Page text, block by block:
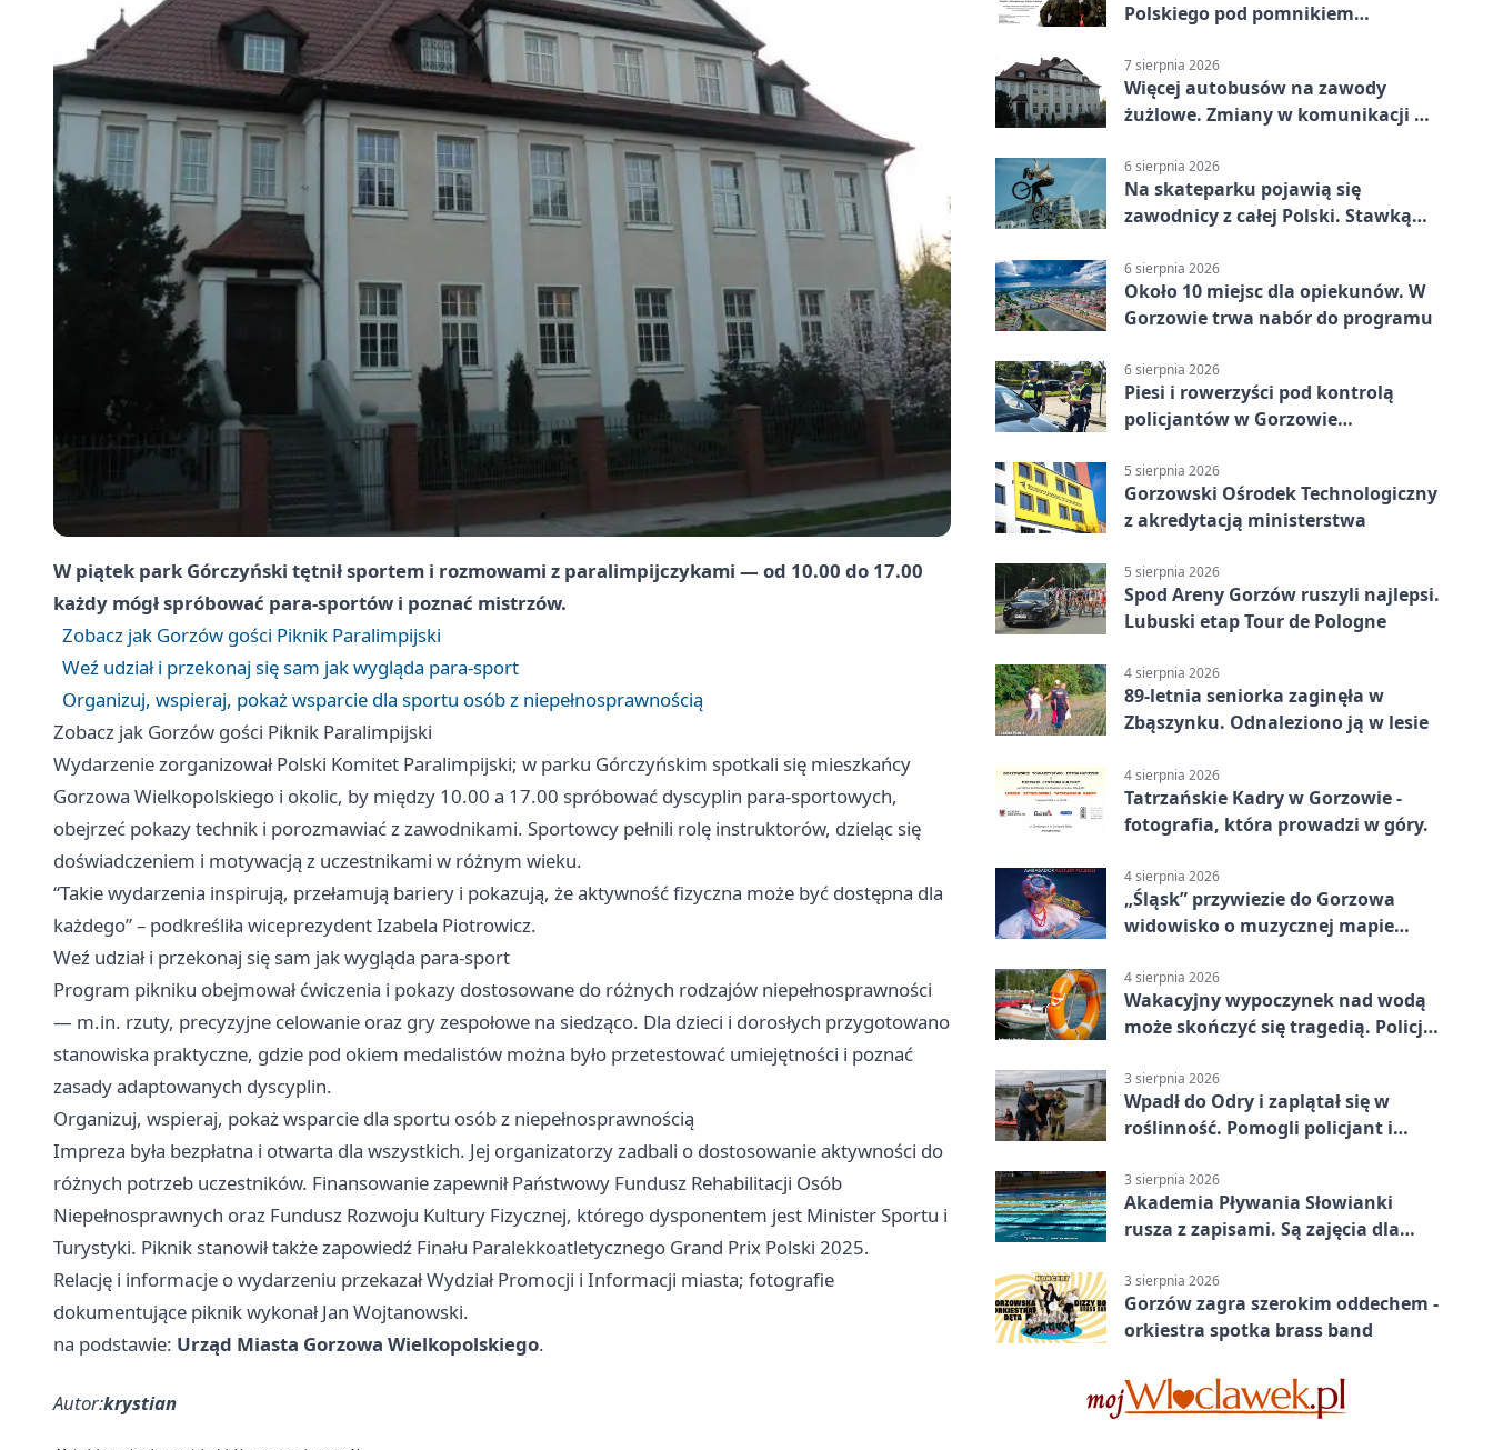
W piątek park Górczyński tętnił sportem i rozmowami z paralimpijczykami — od 10.00 do 17.00
każdy mógł spróbować para-sportów i poznać mistrzów.
Zobacz jak Gorzów gości Piknik Paralimpijski
Weź udział i przekonaj się sam jak wygląda para-sport
Organizuj, wspieraj, pokaż wsparcie dla sportu osób z niepełnosprawnością
Zobacz jak Gorzów gości Piknik Paralimpijski
Wydarzenie zorganizował Polski Komitet Paralimpijski; w parku Górczyńskim spotkali się mieszkańcy
Gorzowa Wielkopolskiego i okolic, by między 10.00 a 17.00 spróbować dyscyplin para-sportowych,
obejrzeć pokazy technik i porozmawiać z zawodnikami. Sportowcy pełnili rolę instruktorów, dzieląc się
doświadczeniem i motywacją z uczestnikami w różnym wieku.
“Takie wydarzenia inspirują, przełamują bariery i pokazują, że aktywność fizyczna może być dostępna dla
każdego” – podkreśliła wiceprezydent Izabela Piotrowicz.
Weź udział i przekonaj się sam jak wygląda para-sport
Program pikniku obejmował ćwiczenia i pokazy dostosowane do różnych rodzajów niepełnosprawności
— m.in. rzuty, precyzyjne celowanie oraz gry zespołowe na siedząco. Dla dzieci i dorosłych przygotowano
stanowiska praktyczne, gdzie pod okiem medalistów można było przetestować umiejętności i poznać
zasady adaptowanych dyscyplin.
Organizuj, wspieraj, pokaż wsparcie dla sportu osób z niepełnosprawnością
Impreza była bezpłatna i otwarta dla wszystkich. Jej organizatorzy zadbali o dostosowanie aktywności do
różnych potrzeb uczestników. Finansowanie zapewnił Państwowy Fundusz Rehabilitacji Osób
Niepełnosprawnych oraz Fundusz Rozwoju Kultury Fizycznej, którego dysponentem jest Minister Sportu i
Turystyki. Piknik stanowił także zapowiedź Finału Paralekkoatletycznego Grand Prix Polski 2025.
Relację i informacje o wydarzeniu przekazał Wydział Promocji i Informacji miasta; fotografie
dokumentujące piknik wykonał Jan Wojtanowski.
na podstawie: Urząd Miasta Gorzowa Wielkopolskiego.
Autor:krystian
Polskiego pod pomnikiem
7 sierpnia 2026
Więcej autobusów na zawody
żużlowe. Zmiany w komunikacji w
6 sierpnia 2026
Na skateparku pojawią się
zawodnicy z całej Polski. Stawką
6 sierpnia 2026
Około 10 miejsc dla opiekunów. W
Gorzowie trwa nabór do programu
6 sierpnia 2026
Piesi i rowerzyści pod kontrolą
policjantów w Gorzowie
5 sierpnia 2026
Gorzowski Ośrodek Technologiczny
z akredytacją ministerstwa
5 sierpnia 2026
Spod Areny Gorzów ruszyli najlepsi.
Lubuski etap Tour de Pologne
4 sierpnia 2026
89-letnia seniorka zaginęła w
Zbąszynku. Odnaleziono ją w lesie
4 sierpnia 2026
Tatrzańskie Kadry w Gorzowie -
fotografia, która prowadzi w góry.
4 sierpnia 2026
„Śląsk” przywiezie do Gorzowa
widowisko o muzycznej mapie
4 sierpnia 2026
Wakacyjny wypoczynek nad wodą
może skończyć się tragedią. Policja
3 sierpnia 2026
Wpadł do Odry i zaplątał się w
roślinność. Pomogli policjant i
3 sierpnia 2026
Akademia Pływania Słowianki
rusza z zapisami. Są zajęcia dla
3 sierpnia 2026
Gorzów zagra szerokim oddechem -
orkiestra spotka brass band